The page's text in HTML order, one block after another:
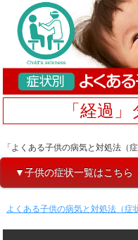
「経過
「よくある子供の病気と対処法（
▼子供の症状一覧はこちら
よくある子供の病気と対処法（症